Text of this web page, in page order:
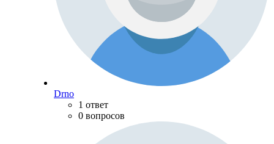
Drno
1 ответ
0 вопросов